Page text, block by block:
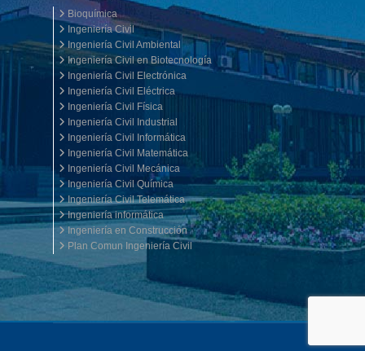
Bioquímica
Ingeniería Civil
Ingeniería Civil Ambiental
Ingeniería Civil en Biotecnología
Ingeniería Civil Electrónica
Ingeniería Civil Eléctrica
Ingeniería Civil Física
Ingeniería Civil Industrial
Ingeniería Civil Informática
Ingeniería Civil Matemática
Ingeniería Civil Mecánica
Ingeniería Civil Química
Ingeniería Civil Telemática
Ingeniería informática
Ingeniería en Construcción
Plan Comun Ingeniería Civil